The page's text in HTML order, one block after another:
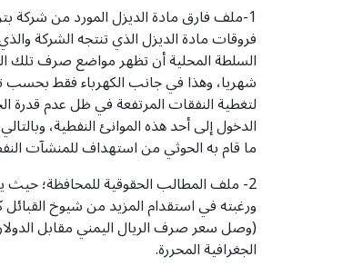
1-ملف فارق مادة الديزل المورد من
شهريا، وهذا في جانب الكهرباء فقط بحسب
الدخول إلى أحد هذه الموانئ النفطية،
ما قام به الحوثي من استهداف للمنشآت
2- ملف المطالب الحقوقية للمحافظة؛
ورغبته في استقدام المزيد من شيوخ
(وصل سعر صرف الريال اليمني مقابل الدولار
الجغرافية المحررة.